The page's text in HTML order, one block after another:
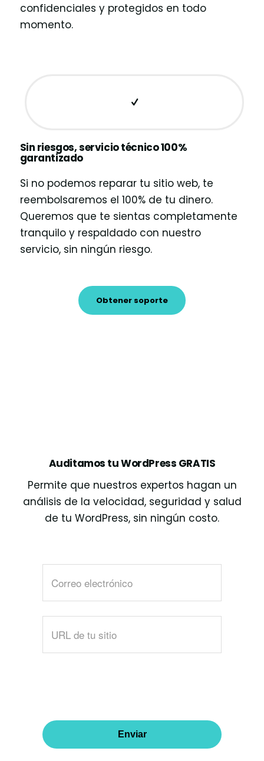
confidenciales y protegidos en todo
momento.
Sin riesgos, servicio técnico 100%
garantizado
Si no podemos reparar tu sitio web, te
reembolsaremos el 100% de tu dinero.
Queremos que te sientas completamente
tranquilo y respaldado con nuestro
servicio, sin ningún riesgo.
Obtener soporte
Auditamos tu WordPress GRATIS
Permite que nuestros expertos hagan un
análisis de la velocidad, seguridad y salud
de tu WordPress, sin ningún costo.